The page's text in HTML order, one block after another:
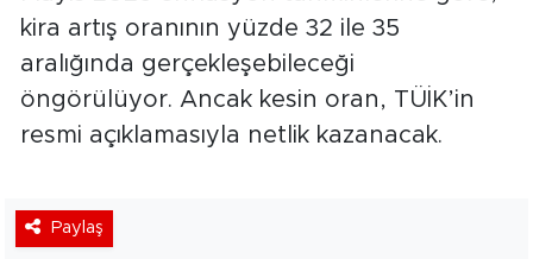
kira artış oranının yüzde 32 ile 35
aralığında gerçekleşebileceği
öngörülüyor. Ancak kesin oran, TÜİK’in
resmi açıklamasıyla netlik kazanacak.
Paylaş